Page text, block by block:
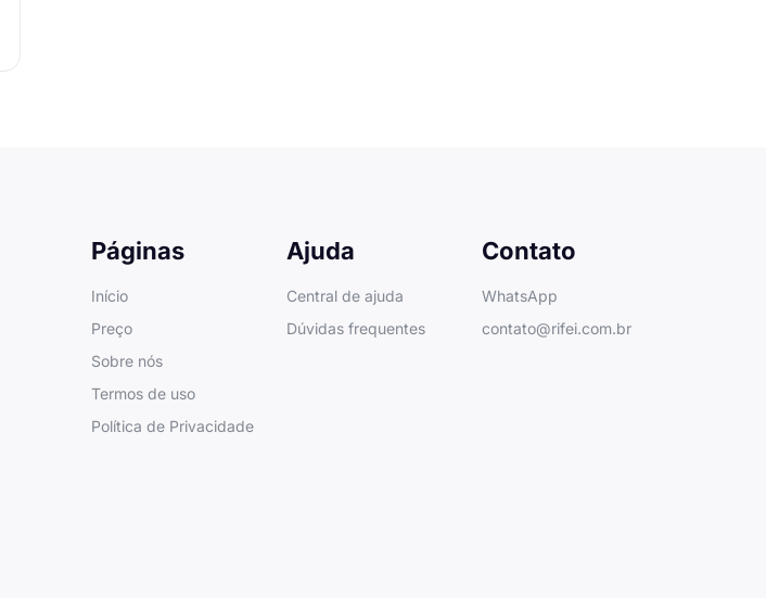
Páginas
Início
Preço
Sobre nós
Termos de uso
Política de Privacidade
Ajuda
Central de ajuda
Dúvidas frequentes
Contato
WhatsApp
contato@rifei.com.br